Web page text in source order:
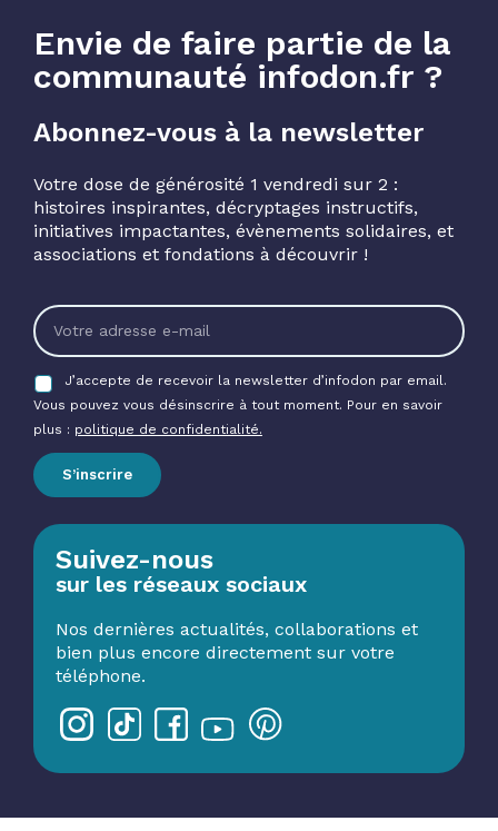
Envie de faire partie de la
communauté infodon.fr ?
Abonnez-vous à la newsletter
Votre dose de générosité 1 vendredi sur 2 :
histoires inspirantes, décryptages instructifs,
initiatives impactantes, évènements solidaires, et
associations et fondations à découvrir !
J’accepte de recevoir la newsletter d’infodon par email.
Vous pouvez vous désinscrire à tout moment. Pour en savoir
plus : politique de confidentialité.
S’inscrire
Suivez-nous
sur les réseaux sociaux
Nos dernières actualités, collaborations et
bien plus encore directement sur votre
téléphone.